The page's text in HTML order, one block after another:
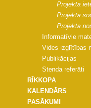
Projekta
Projekta
Projekta
Informatīvie
Vides izglītības
Publikācijas
Stenda referāti
RĪKKOPA
KALENDĀRS
PASĀKUMI